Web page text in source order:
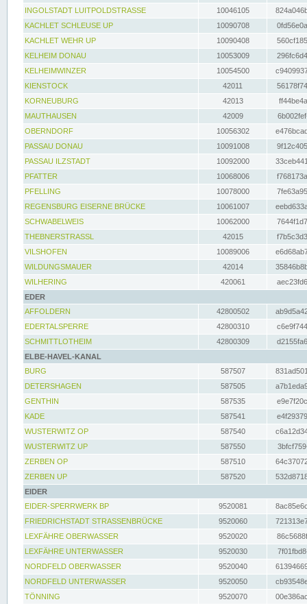
INGOLSTADT LUITPOLDSTRASSE
10046105
KACHLET SCHLEUSE UP
10090708
KACHLET WEHR UP
10090408
KELHEIM DONAU
10053009
KELHEIMWINZER
10054500
KIENSTOCK
42011
KORNEUBURG
42013
MAUTHAUSEN
42009
OBERNDORF
10056302
PASSAU DONAU
10091008
PASSAU ILZSTADT
10092000
PFATTER
10068006
PFELLING
10078000
REGENSBURG EISERNE BRÜCKE
10061007
SCHWABELWEIS
10062000
THEBNERSTRASSL
42015
VILSHOFEN
10089006
WILDUNGSMAUER
42014
WILHERING
420061
EDER
AFFOLDERN
42800502
EDERTALSPERRE
42800310
SCHMITTLOTHEIM
42800309
ELBE-HAVEL-KANAL
BURG
587507
DETERSHAGEN
587505
GENTHIN
587535
KADE
587541
WUSTERWITZ OP
587540
WUSTERWITZ UP
587550
ZERBEN OP
587510
ZERBEN UP
587520
EIDER
EIDER-SPERRWERK BP
9520081
FRIEDRICHSTADT STRASSENBRÜCKE
9520060
LEXFÄHRE OBERWASSER
9520020
LEXFÄHRE UNTERWASSER
9520030
NORDFELD OBERWASSER
9520040
NORDFELD UNTERWASSER
9520050
TÖNNING
9520070